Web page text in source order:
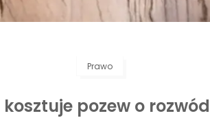
Prawo
kosztuje pozew o